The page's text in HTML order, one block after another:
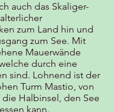
auch das Skaliger-
zum Land hin und
zum See. Mit
Mauerwände
durch eine
sind. Lohnend ist der
Turm Mastio, von
Halbinsel, den See
kann.